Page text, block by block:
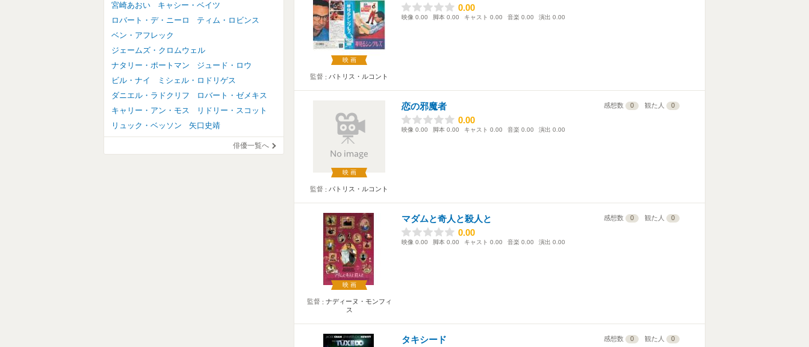
映画
監督 パトリス・ルコント
0.00
0.00
映像 0.00 脚本 0.00 キャスト 0.00 音楽 0.00 演出 0.00
映画
監督 パトリス・ルコント
恋の邪魔者 感想数 0 観た人 0
0.00
0.00
映像 0.00 脚本 0.00 キャスト 0.00 音楽 0.00 演出 0.00
映画
監督
ナディーヌ・モンフィ
ス
マダムと奇人と殺人と 感想数 0 観た人 0
0.00
0.00
映像 0.00 脚本 0.00 キャスト 0.00 音楽 0.00 演出 0.00
タキシード 感想数 0 観た人 0
宮崎あおい
キャシー・ベイツ
ロバート・デ・ニーロ
ティム・ロビンス
ベン・アフレック
ジェームズ・クロムウェル
ナタリー・ポートマン
ジュード・ロウ
ビル・ナイ
ミシェル・ロドリゲス
ダニエル・ラドクリフ
ロバート・ゼメキス
キャリー・アン・モス
リドリー・スコット
リュック・ベッソン
矢口史靖
俳優一覧へ